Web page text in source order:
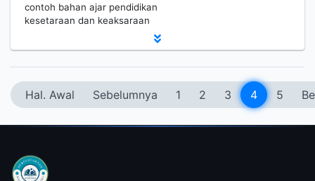
contoh bahan ajar pendidikan
kesetaraan dan keaksaraan
Hal. Awal Sebelumnya 1 2 3 4 5